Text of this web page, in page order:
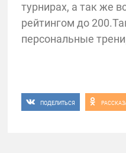
турнирах, а так же
рейтингом до
персональные
ПОДЕЛИТЬСЯ